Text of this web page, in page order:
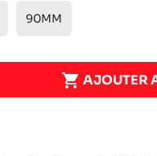
90MM
 AJOUTER